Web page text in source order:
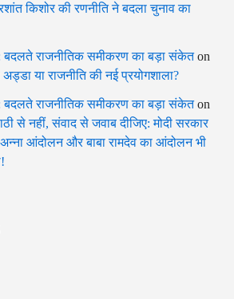
किशोर की रणनीति ने बदला चुनाव का
बदलते राजनीतिक समीकरण का बड़ा संकेतon
या राजनीति की नई प्रयोगशाला?
बदलते राजनीतिक समीकरण का बड़ा संकेतon
से नहीं, संवाद से जवाब दीजिए: मोदी सरकार
आंदोलन और बाबा रामदेव का आंदोलन भी